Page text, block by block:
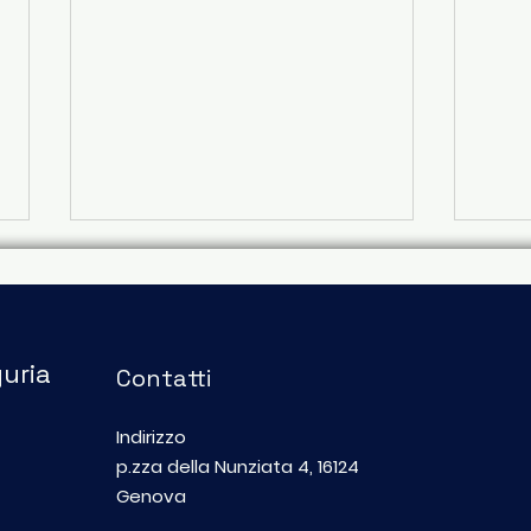
Una cena per trecento
bambini delle periferie
Contatti
Indirizzo
p.zza della Nunziata 4, 16124
Genova